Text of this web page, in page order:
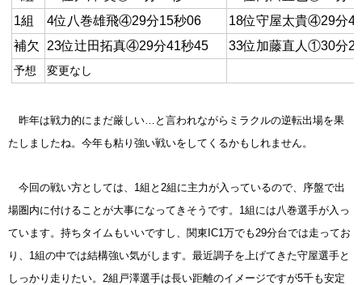
1組
4位八巻雄飛④29分15秒06
18位守屋太貴④29分
補欠
23位辻田拓真④29分41秒45 33位加藤直人①30分
予想 変更なし
昨年は戦力的にまだ厳しい…と言われながらミラクルの逆転出場を果
たしましたね。今年も粘り強い戦いをしてくるかもしれません。
今回の戦い方としては、1組と2組に主力が入っているので、序盤で出
場圏内に付けることが大事になってきそうです。1組には八巻選手が入っ
ています。持ちタイムもいいですし、関東IC1万でも29分台では走ってお
り、1組の中では結構強い気がします。最近調子を上げてきた守屋選手と
しっかり走りたい。2組戸澤選手は長い距離のイメージですが5千も安定